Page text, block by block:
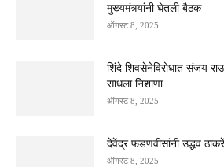
मुख्यमंत्र्यांनी घेतली बैठक
ऑगस्ट 8, 2025
शिंदे शिवसेनेविरोधात संजय
साधला निशाणा
ऑगस्ट 8, 2025
देवेंद्र फडणवीसांनी उद्धव
ऑगस्ट 8, 2025